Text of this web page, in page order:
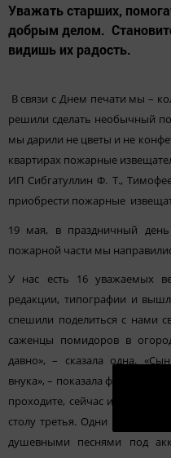
Уважать старших,
добрым делом.
видишь их радость.
В связи с Днем печати мы –
решили сделать необычный
мы дарили не цветы и не
квартирах пожарные
ИП Сибгатуллин Ф. Т.,
приобрести пожарные
19 мая, в праздничный
пожарной части мы
У нас есть 16 уважаемых
редакции, типографии и
спешили поделиться с нами
саженцы помидоров в
давно», – сказала одна.
внука», – показала
проходите, сейчас испеку
столу третья. Одни
душевными песнями под